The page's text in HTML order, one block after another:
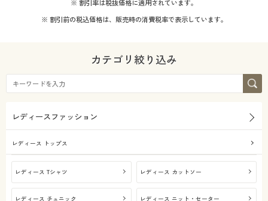
※ 割引率は税抜価格に適用されています。
※ 割引前の税込価格は、販売時の消費税率で表示しています。
カテゴリ絞り込み
レディースファッション
レディース トップス
レディース Tシャツ レディース カットソー
レディース チュニック レディース ニット・セーター